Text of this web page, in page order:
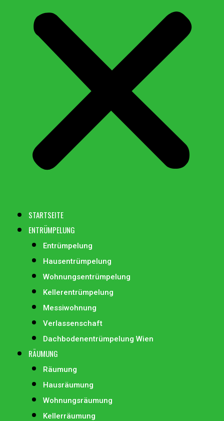
STARTSEITE
ENTRÜMPELUNG
Entrümpelung
Hausentrümpelung
Wohnungsentrümpelung
Kellerentrümpelung
Messiwohnung
Verlassenschaft
Dachbodenentrümpelung Wien
RÄUMUNG
Räumung
Hausräumung
Wohnungsräumung
Kellerräumung